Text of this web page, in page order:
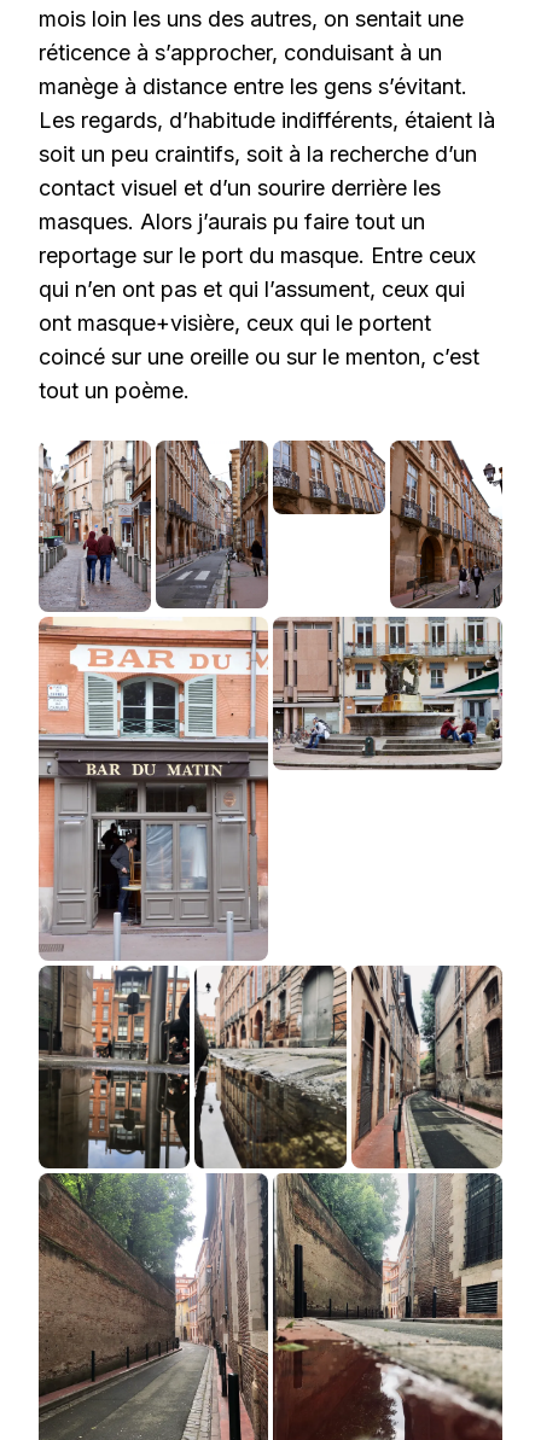
mois loin les uns des autres, on sentait une
réticence à s’approcher, conduisant à un
manège à distance entre les gens s’évitant.
Les regards, d’habitude indifférents, étaient là
soit un peu craintifs, soit à la recherche d’un
contact visuel et d’un sourire derrière les
masques. Alors j’aurais pu faire tout un
reportage sur le port du masque. Entre ceux
qui n’en ont pas et qui l’assument, ceux qui
ont masque+visière, ceux qui le portent
coincé sur une oreille ou sur le menton, c’est
tout un poème.